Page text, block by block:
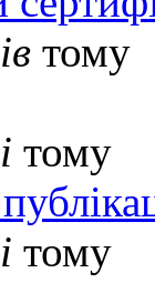
тому
тому
тому